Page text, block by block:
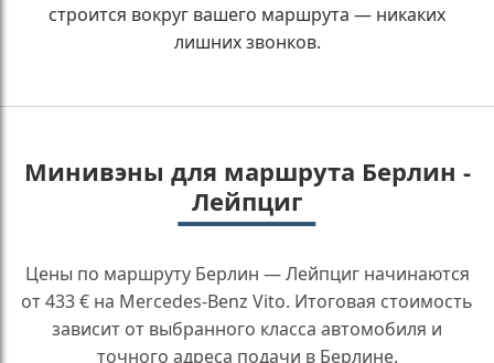
строится вокруг вашего маршрута — никаких
лишних звонков.
Минивэны для маршрута Берлин -
Лейпциг
Цены по маршруту Берлин — Лейпциг начинаются
от 433 € на Mercedes-Benz Vito. Итоговая стоимость
зависит от выбранного класса автомобиля и
точного адреса подачи в Берлине.